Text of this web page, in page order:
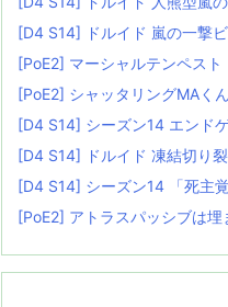
[D4 S14] ドルイド 嵐の一撃
[PoE2] マーシャルテンペス
[PoE2] シャッタリングMAく
[D4 S14] シーズン14 エンド
[D4 S14] ドルイド 凍結切り
[D4 S14] シーズン14 「死主
[PoE2] アトラスパッシブは埋